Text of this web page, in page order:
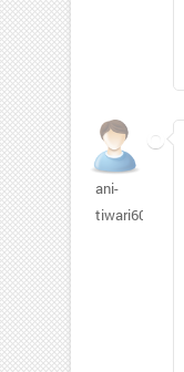
ani-
tiwari601